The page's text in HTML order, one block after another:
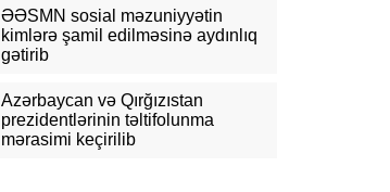
dən çox şəxsin saxlanıldığı bildirilir
15:26 Kiyevdə Azərbaycan və
15:14 Ceyhun Bayramov Ukraynada
Azərbaycan Xalq Cümhuriyyətinin
ƏƏSMN sosial məzuniyyətin
kimlərə şamil edilməsinə aydınlıq
gətirib
Azərbaycan və Qırğızıstan
prezidentlərinin təltifolunma
mərasimi keçirilib